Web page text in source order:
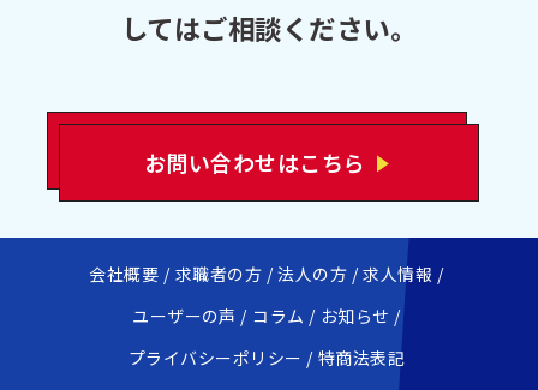
してはご相談ください。
お問い合わせはこちら
会社概要 求職者の方 法人の方
求人情報
ユーザーの声
コラム
お知らせ
プライバシーポリシー
特商法表記